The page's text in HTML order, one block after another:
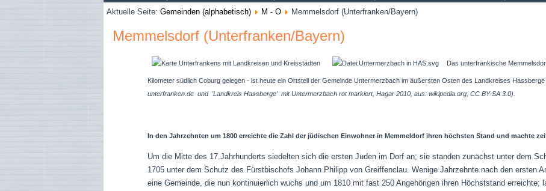
Aktuelle Seite: Gemeinden (alphabetisch) M - O Memmelsdorf (Unterfranken/Bayern)
Memmelsdorf (Unterfranken/Bayern)
Das unterfränkische
Kilometer südlich Coburg gelegen - ist heute ein Ortsteil der Gemeinde Untermerzbach im äußersten Osten des Landkreises
unterfranken.de und 'Landkreis Hassberge' mit Untermerzbach rot markiert, Hagar 2010, aus: wikipedia.org, CC BY-SA 3.0).
In den Jahrzehnten um 1800 erreichte die Zahl der jüdischen Einwohner in Memmeldorf ihren höchsten Stand und machte
Um die Mitte des 17.Jahrhunderts siedelten sich die ersten Juden im Dorf an; sie standen zunächst unter dem
1705 unter dem Schutz des Fürstbischofs Johann Philipp von Greiffenclau. Wenige Jahrzehnte nach den ersten
eine Gemeinde, die nun kontinuierlich wuchs und um 1810 mit fast 250 Angehörigen ihren Höchststand erreichte;